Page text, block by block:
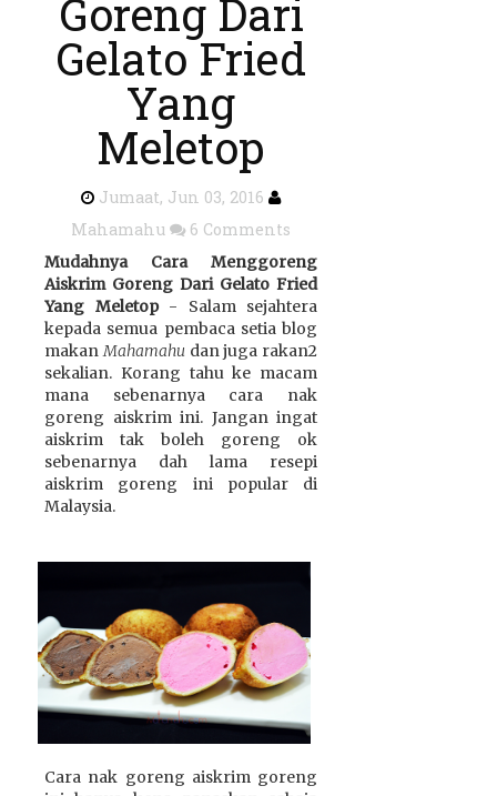
Goreng Dari
Gelato Fried
Yang
Meletop
Jumaat, Jun 03, 2016
Mahamahu
6 Comments
Mudahnya Cara Menggoreng
Aiskrim Goreng Dari Gelato Fried
Yang Meletop- Salam sejahtera
kepada semua pembaca setia blog
makanMahamahu dan juga rakan2
sekalian. Korang tahu ke macam
mana sebenarnya cara nak
goreng aiskrim ini. Jangan ingat
aiskrim tak boleh goreng ok
sebenarnya dah lama resepi
aiskrim goreng ini popular di
Malaysia.
Cara nak goreng aiskrim goreng